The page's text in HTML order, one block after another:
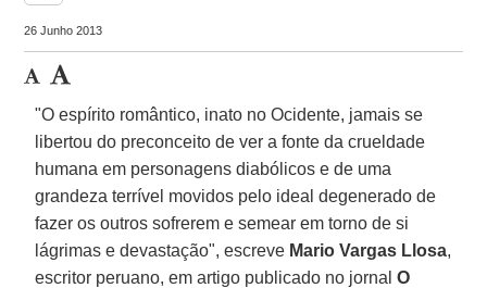
26 Junho 2013
"O espírito romântico, inato no Ocidente, jamais se
libertou do preconceito de ver a fonte da crueldade
humana em personagens diabólicos e de uma
grandeza terrível movidos pelo ideal degenerado de
fazer os outros sofrerem e semear em torno de si
lágrimas e devastação", escreve Mario Vargas Llosa,
escritor peruano, em artigo publicado no jornalO